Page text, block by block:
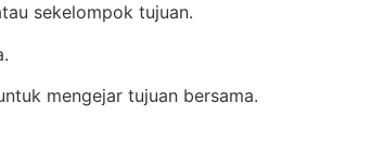
sekelompok tujuan.
mengejar tujuan bersama.